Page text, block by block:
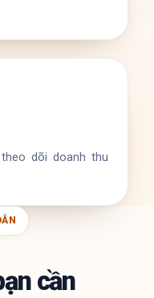
dõi doanh thu
cần